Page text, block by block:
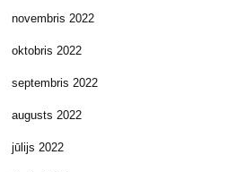
novembris 2022
oktobris 2022
septembris 2022
augusts 2022
jūlijs 2022